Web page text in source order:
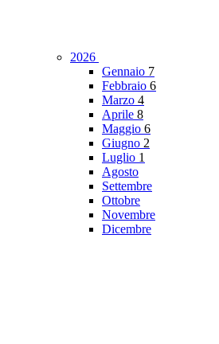
2026
Gennaio 7
Febbraio 6
Marzo 4
Aprile 8
Maggio 6
Giugno 2
Luglio 1
Agosto
Settembre
Ottobre
Novembre
Dicembre